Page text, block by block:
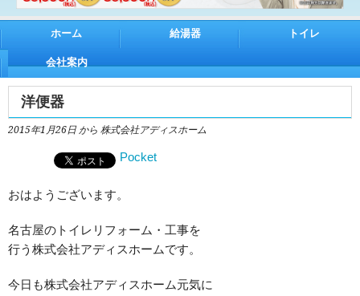
ホーム 給湯器 トイレ
会社案内
洋便器
2015年1月26日 から 株式会社アディスホーム
Pocket
おはようございます。
名古屋のトイレリフォーム・工事を
行う株式会社アディスホームです。
今日も株式会社アディスホーム元気に